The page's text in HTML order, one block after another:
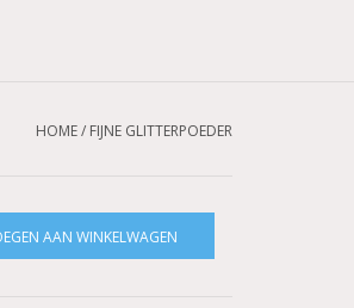
HOME/ FIJNE GLITTERPOEDER
AAN WINKELWAGEN